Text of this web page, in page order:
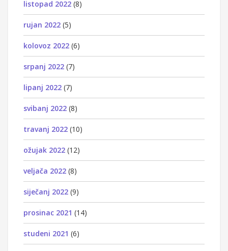
listopad 2022 (8)
rujan 2022 (5)
kolovoz 2022 (6)
srpanj 2022 (7)
lipanj 2022 (7)
svibanj 2022 (8)
travanj 2022 (10)
ožujak 2022 (12)
veljača 2022 (8)
siječanj 2022 (9)
prosinac 2021 (14)
studeni 2021 (6)